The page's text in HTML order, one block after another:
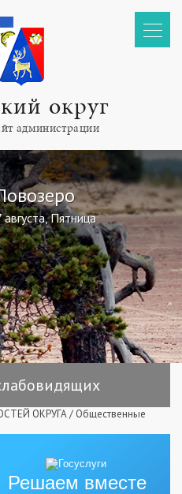
округ
администрации
августа, Пятница
ОКРУГА/ Общественные
Решаем вместе